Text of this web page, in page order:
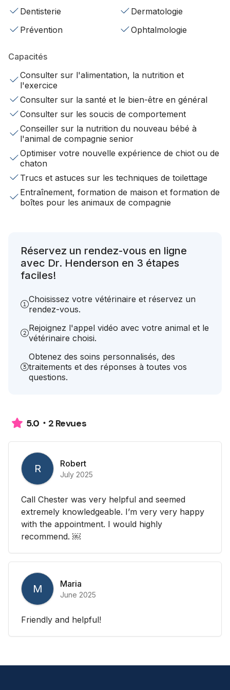
Dentisterie
Dermatologie
Prévention
Ophtalmologie
Capacités
Consulter sur l'alimentation, la nutrition et
l'exercice
Consulter sur la santé et le bien-être en général
Consulter sur les soucis de comportement
Conseiller sur la nutrition du nouveau bébé à
l'animal de compagnie senior
Optimiser votre nouvelle expérience de chiot ou de
chaton
Trucs et astuces sur les techniques de toilettage
Entraînement, formation de maison et formation de
boîtes pour les animaux de compagnie
Réservez un rendez-vous en ligne
avec Dr. Henderson en 3 étapes
faciles!
Choisissez votre vétérinaire et réservez un
rendez-vous.
Rejoignez l'appel vidéo avec votre animal et le
vétérinaire choisi.
Obtenez des soins personnalisés, des
traitements et des réponses à toutes vos
questions.
5.0 2 Revues
R Robert
July 2025
Call Chester was very helpful and seemed
extremely knowledgeable. I’m very very happy
with the appointment. I would highly
recommend. ￼
M Maria
June 2025
Friendly and helpful!